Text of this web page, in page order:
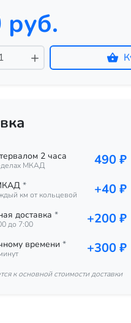
руб.
2 часа
МКАД 490 ₽
*
км от кольцевой +40 ₽
доставка *
до 7:00 +200 ₽
времени * +300 ₽
к основной стоимости доставки